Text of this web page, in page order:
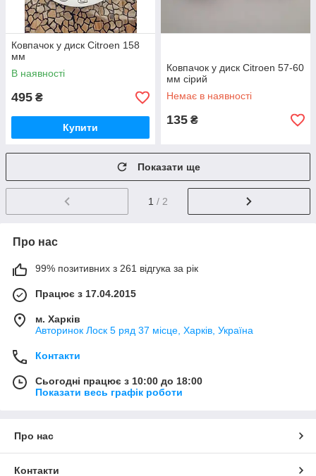
Ковпачок у диск Citroen 158
мм
В наявності
495 ₴
Купити
Ковпачок у диск Citroen 57-60
мм сірий
Немає в наявності
135 ₴
Показати ще
1 / 2
Про нас
99% позитивних з 261 відгука за рік
Працює з 17.04.2015
м. Харків
Авторинок Лоск 5 ряд 37 місце, Харків, Україна
Контакти
Сьогодні працює з 10:00 до 18:00
Показати весь графік роботи
Про нас
Контакти